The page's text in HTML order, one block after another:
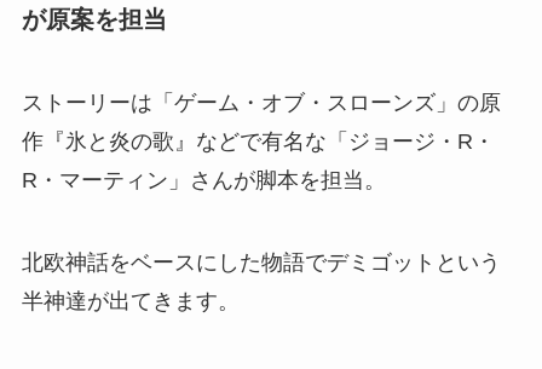
が原案を担当
ストーリーは「ゲーム・オブ・スローンズ」の原
作『氷と炎の歌』などで有名な「ジョージ・R・
R・マーティン」さんが脚本を担当。
北欧神話をベースにした物語でデミゴットという
半神達が出てきます。